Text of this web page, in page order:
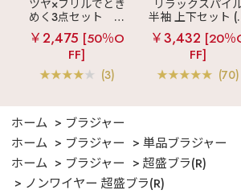
ツヤ×フリルでとき
めく3点セット
シ
ルキー ショートパ
ンツ 3点セット
￥2,475 [50％O
FF]
(3)
リラックスパイ
半袖 上下セット (
女兼用サイズ)
￥3,432 [20％
FF]
(70)
ホーム
ブラジャー
ホーム
ブラジャー
単品ブラジャー
ホーム
ブラジャー
超盛ブラ(R)
ノンワイヤー 超盛ブラ(R)